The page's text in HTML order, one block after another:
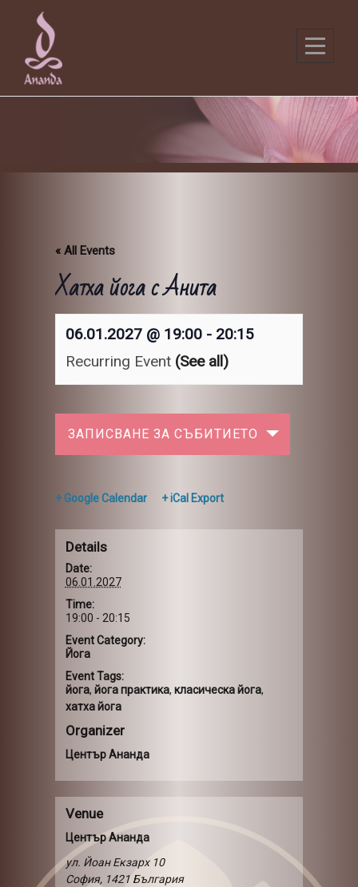
content
« All Events
Хатха йога с Анита
06.01.2027 @ 19:00 - 20:15
Recurring Event (See all)
ЗАПИСВАНЕ ЗА СЪБИТИЕТО
+ Google Calendar + iCal Export
Details
Date:
06.01.2027
Time:
19:00 - 20:15
Event Category:
Йога
Event Tags:
йога, йога практика, класическа йога,
хатха йога
Organizer
Център Ананда
Venue
Център Ананда
ул. Йоан Екзарх 10
София, 1421 България